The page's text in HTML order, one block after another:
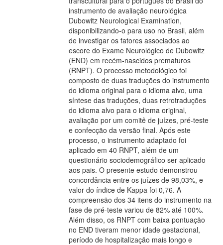
instrumento de avaliação neurológica
Dubowitz Neurological Examination,
disponibilizando-o para uso no Brasil, além
de investigar os fatores associados ao
escore do Exame Neurológico de Dubowitz
(END) em recém-nascidos prematuros
(RNPT). O processo metodológico foi
composto de duas traduções do instrumento
do idioma original para o idioma alvo, uma
síntese das traduções, duas retrotraduções
do idioma alvo para o idioma original,
avaliação por um comitê de juízes, pré-teste
e confecção da versão final. Após este
processo, o instrumento adaptado foi
aplicado em 40 RNPT, além de um
questionário sociodemográfico ser aplicado
aos pais. O presente estudo demonstrou
concordância entre os juízes de 98,03%, e
valor do índice de Kappa foi 0,76. A
compreensão dos 34 itens do instrumento na
fase de pré-teste variou de 82% até 100%.
Além disso, os RNPT com baixa pontuação
no END tiveram menor idade gestacional,
período de hospitalização mais longo e